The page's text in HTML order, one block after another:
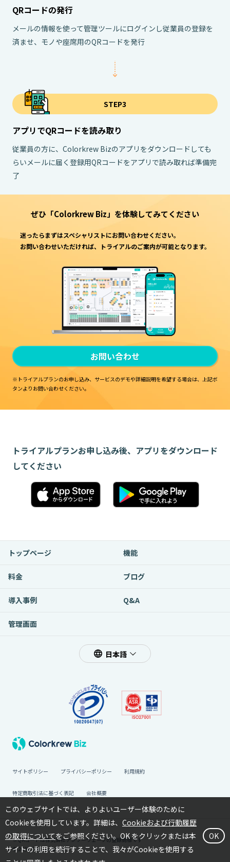
QRコードの発行
メールの情報を使って管理ツールにログインし従業員の登録を
済ませ、モノや座席用のQRコードを発行
STEP3
アプリでQRコードを読み取り
従業員の方に、Colorkrew Bizのアプリをダウンロードしても
らいメールに届く登録用QRコードをアプリで読み取れば準備完
了
ぜひ「Colorkrew Biz」を体験してみてください
迷ったらまずはスペシャリストにお問い合わせください。
お問い合わせいただければ、トライアルのご案内が可能となります。
お問い合わせ
※トライアルプランのお申し込み、サービスのデモや詳細説明を希望する場合は、 上記ボ
タンよりお問い合わせください。
トライアルプランお申し込み後、アプリをダウンロード
してください
トップページ 機能
料金 ブログ
導入事例 Q&A
管理画面
日本語
サイトポリシー プライバシーポリシー 利用規約
特定商取引法に基づく表記 会社概要
※QRコードは株式会社デンソーウェーブの登録商標です
© 2022 Colorkrew Inc.
このウェブサイトでは、よりよいユーザー体験のために
Cookieを使用しています。詳細は、 Cookieおよび行動履歴
の取得についてをご参照ください。OK をクリックまたは本
サイトの利用を続行することで、我々がCookieを使用する
OK